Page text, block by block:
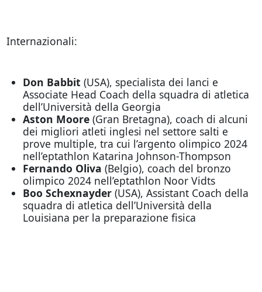
Internazionali:
Don Babbit (USA), specialista dei lanci e
Associate Head Coach della squadra di atletica
dell’Università della Georgia
Aston Moore (Gran Bretagna), coach di alcuni
dei migliori atleti inglesi nel settore salti e
prove multiple, tra cui l’argento olimpico 2024
nell’eptathlon Katarina Johnson-Thompson
Fernando Oliva (Belgio), coach del bronzo
olimpico 2024 nell’eptathlon Noor Vidts
Boo Schexnayder (USA), Assistant Coach della
squadra di atletica dell’Università della
Louisiana per la preparazione fisica